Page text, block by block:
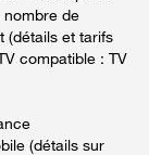
de
(détails et tarifs
compatible : TV
(détails sur